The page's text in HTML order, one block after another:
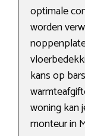
optimale
worden
kans op
woning kan
monteur in